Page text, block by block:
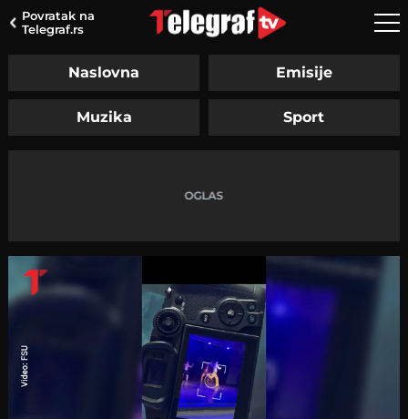
Povratak na
Telegraf.rs
Naslovna Emisije
Muzika Sport